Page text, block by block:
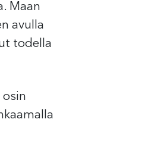
Maan
avulla
todella